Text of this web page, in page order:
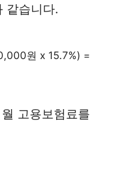
같습니다.
원 x 15.7%) =
고용보험료를